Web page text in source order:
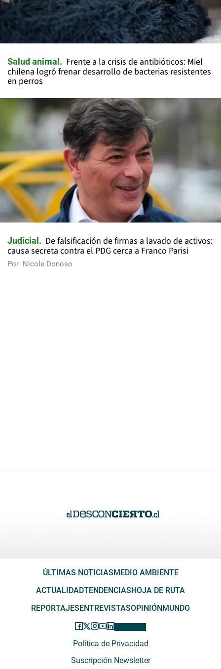
Salud animal
Frente a la crisis de antibióticos: Miel
chilena logró frenar desarrollo de bacterias resistentes
en perros
Judicial
De falsificación de firmas a lavado de activos:
causa secreta contra el PDG cerca a Franco Parisi
Por Nicole Donoso
ÚLTIMAS NOTICIAS MEDIO AMBIENTE
ACTUALIDADTENDENCIAS HOJA DE RUTA
REPORTAJES ENTREVISTASOPINIÓN MUNDO
Política de Privacidad
Suscripción Newsletter